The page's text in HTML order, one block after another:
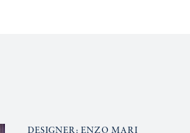
DESIGNER: ENZO MARI